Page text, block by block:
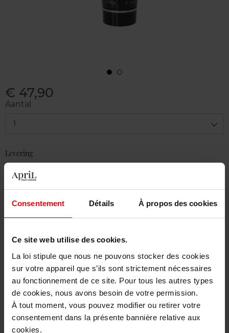
Consentement Détails À propos des cookies
Ce site web utilise des cookies.
La loi stipule que nous ne pouvons stocker des cookies
sur votre appareil que s’ils sont strictement nécessaires
au fonctionnement de ce site. Pour tous les autres types
de cookies, nous avons besoin de votre permission.
À tout moment, vous pouvez modifier ou retirer votre
consentement dans la présente bannière relative aux
cookies.
€ 47,90
Aantal
1
Levering
Voorradig
Gratis levering bij aankoop van min. 55€
Gratis verpakking
Beschrijving